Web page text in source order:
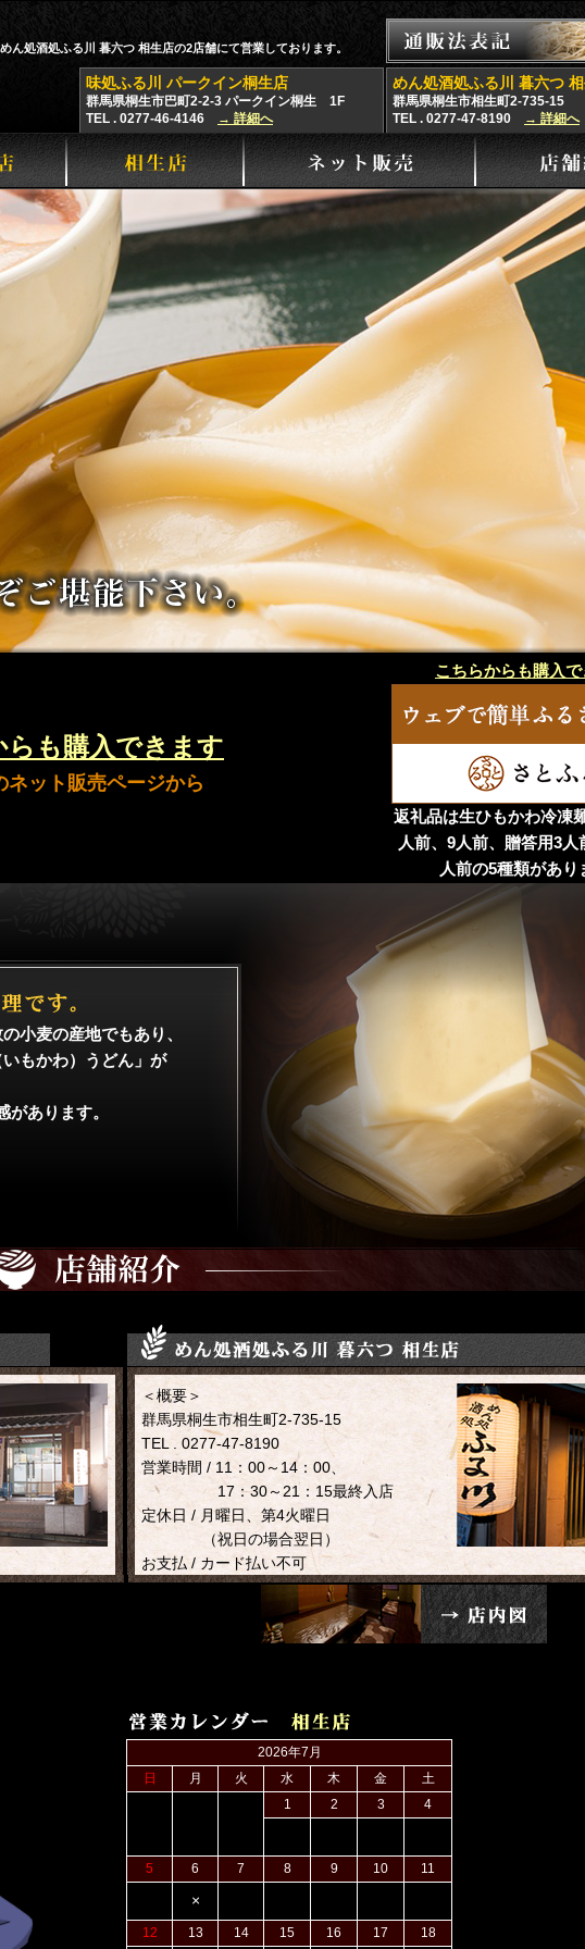
ん処酒処ふる川 暮六つ 相生店の2店舗にて営業しております。
味処ふる川 パークイン桐生店
群馬県桐生市巴町2-2-3 パークイン桐生 1F
TEL . 0277-46-4146
→ 詳細へ
めん処酒処ふる川 暮六つ
群馬県桐生市相生町2-735-15
TEL . 0277-47-8190
→ 詳細へ
らも購入できます
ット販売ページから
こちらからも購入
返礼品は生ひもかわ冷凍
人前、9人前、贈答用3人
人前の5種類があり
小麦の産地でもあり、
もかわ）うどん」が
あります。
＜概要＞
群馬県桐生市相生町2-735-15
TEL . 0277-47-8190
営業時間 / 11：00～14：00、
17：30～21：15最終入店
定休日 / 月曜日、第4火曜日
（祝日の場合翌日）
お支払 / カード払い不可
2026年7月
日
月 火 水 木 金
土
1
2 3 4
5 6 7 8 9 10 11
×
12 13 14 15 16 17 18